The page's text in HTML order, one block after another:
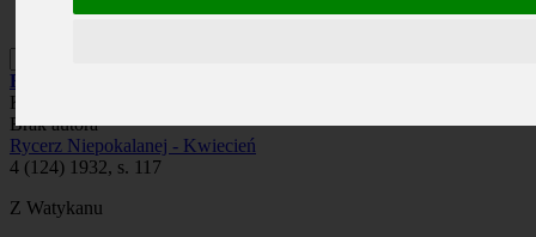
Szukaj
Roczniki
Kronika
Brak autora
Rycerz Niepokalanej - Kwiecień
4 (124) 1932, s. 117
Z Watykanu